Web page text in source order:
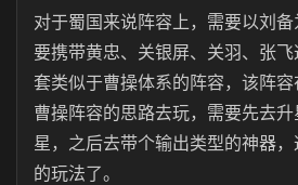
对于蜀国来说阵容上，需要以刘
要携带黄忠、关银屏、关羽、张
套类似于曹操体系的阵容，该阵
曹操阵容的思路去玩，需要先去
星，之后去带个输出类型的神器
的玩法了。